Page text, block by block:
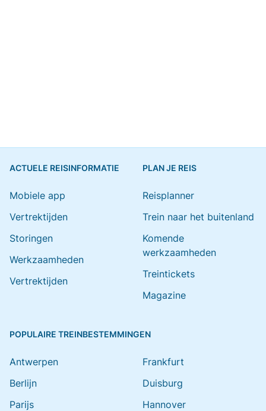
ACTUELE REISINFORMATIE
Mobiele app
Vertrektijden
Storingen
Werkzaamheden
Vertrektijden
PLAN JE REIS
Reisplanner
Trein naar het buitenland
Komende
werkzaamheden
Treintickets
Magazine
POPULAIRE TREINBESTEMMINGEN
Antwerpen
Berlijn
Parijs
Frankfurt
Duisburg
Hannover